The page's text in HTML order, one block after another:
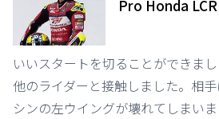
Pro Honda LCR
いいスタートを切ることができま
他のライダーと接触しました。相
シンの左ウイングが壊れてしまい